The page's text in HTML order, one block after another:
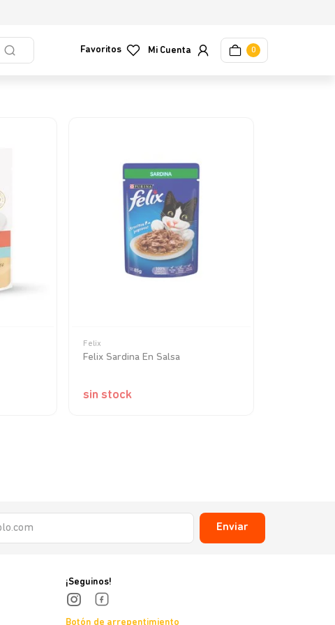
Favoritos 0
Felix
Felix Sardina En Salsa
sin stock
Enviar
¡Seguinos!
Botón de arrepentimiento